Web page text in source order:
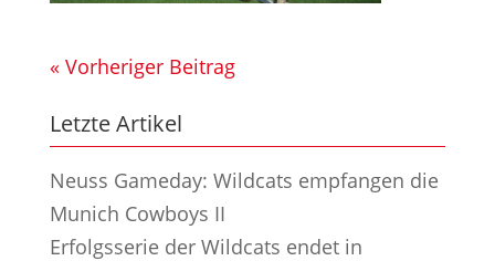
« Vorheriger Beitrag
Letzte Artikel
Neuss Gameday: Wildcats empfangen die
Munich Cowboys II
Erfolgsserie der Wildcats endet in